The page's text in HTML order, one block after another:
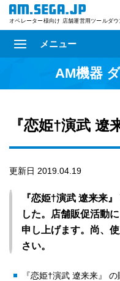
オペレーター様向け 店舗運営用ツールダウ
メニュー
AM機器
『恋姫†演武 遼
更新日 2019.04.19
『恋姫†演武 遼来来
した。店舗販促活動
申し上げます。尚、
さい。
『恋姫†演武 遼来来』